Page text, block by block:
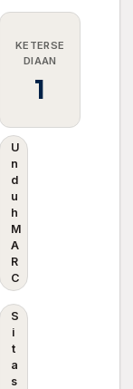
KETERSE
DIAAN
1
U
n
d
u
h
M
A
R
C
S
i
t
a
s